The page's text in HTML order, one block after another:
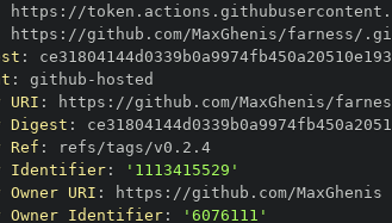
https :
https :
:
: github -
URI : https :
Digest :
Ref :
refs/tags/v0.2.4
Identifier:
'1113415529'
URI : https :
Owner Identifier: '6076111'